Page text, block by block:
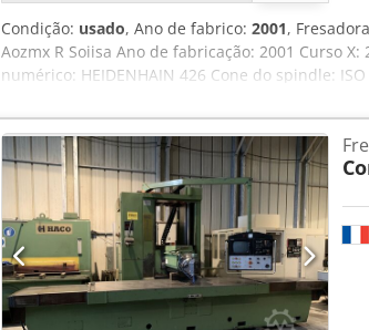
Condição: usado, Ano de fabrico: 2001,
Aozmx R Soiisa Ano de fabricação: 2001 Curso
numérico: HEIDENHAIN 426 Cone do spindle:
da mesa: 2000 x 700 mm Carga máxima sobre a
Dimensões (C x L x A): 5300 x 2900 x 2800 mm